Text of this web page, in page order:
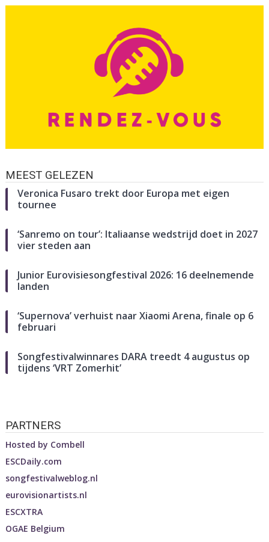
MEEST GELEZEN
Veronica Fusaro trekt door Europa met eigen
tournee
‘Sanremo on tour’: Italiaanse wedstrijd doet in 2027
vier steden aan
Junior Eurovisiesongfestival 2026: 16 deelnemende
landen
‘Supernova’ verhuist naar Xiaomi Arena, finale op 6
februari
Songfestivalwinnares DARA treedt 4 augustus op
tijdens ‘VRT Zomerhit’
PARTNERS
Hosted by Combell
ESCDaily.com
songfestivalweblog.nl
eurovisionartists.nl
ESCXTRA
OGAE Belgium